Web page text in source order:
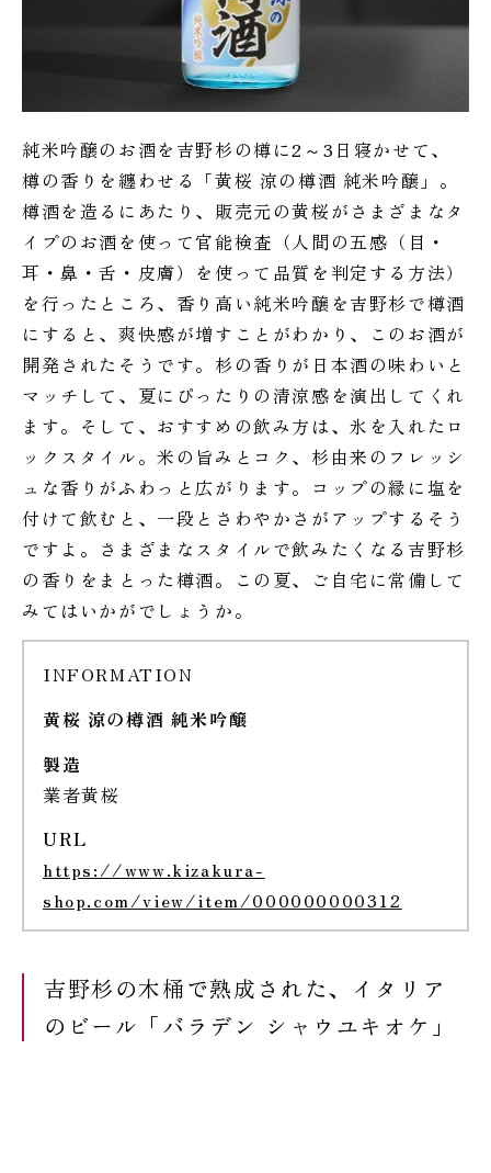
純米吟醸のお酒を吉野杉の樽に2～3日寝かせて、
樽の香りを纏わせる「黄桜 涼の樽酒 純米吟醸」。
樽酒を造るにあたり、販売元の黄桜がさまざまなタ
イプのお酒を使って官能検査（人間の五感（目・
耳・鼻・舌・皮膚）を使って品質を判定する方法）
を行ったところ、香り高い純米吟醸を吉野杉で樽酒
にすると、爽快感が増すことがわかり、このお酒が
開発されたそうです。杉の香りが日本酒の味わいと
マッチして、夏にぴったりの清涼感を演出してくれ
ます。そして、おすすめの飲み方は、氷を入れたロ
ックスタイル。米の旨みとコク、杉由来のフレッシ
ュな香りがふわっと広がります。コップの縁に塩を
付けて飲むと、一段とさわやかさがアップするそう
ですよ。さまざまなスタイルで飲みたくなる吉野杉
の香りをまとった樽酒。この夏、ご自宅に常備して
みてはいかがでしょうか。
INFORMATION
黄桜 涼の樽酒 純米吟醸
製造
業者黄桜
URL
https://www.kizakura-
shop.com/view/item/000000000312
吉野杉の木桶で熟成された、イタリア
のビール「バラデン シャウユキオケ」